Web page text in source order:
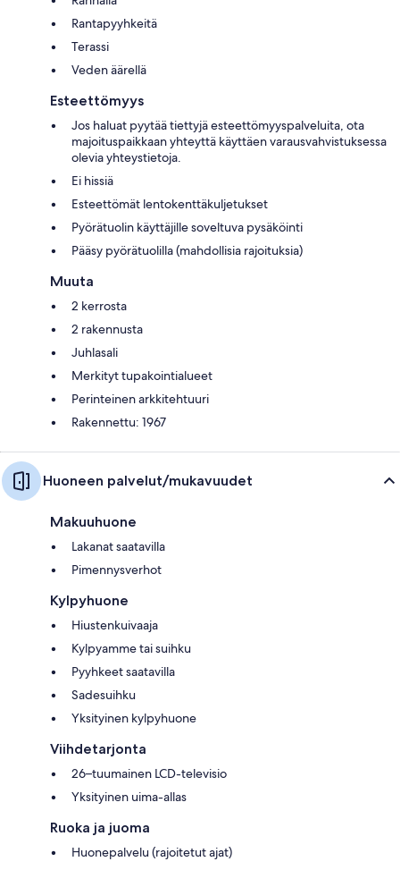
Rantapyyhkeitä
Terassi
Veden äärellä
Esteettömyys
Jos haluat pyytää tiettyjä esteettömyyspalveluita, ota
majoituspaikkaan yhteyttä käyttäen varausvahvistuksessa
olevia yhteystietoja.
Ei hissiä
Esteettömät lentokenttäkuljetukset
Pyörätuolin käyttäjille soveltuva pysäköinti
Pääsy pyörätuolilla (mahdollisia rajoituksia)
Muuta
2 kerrosta
2 rakennusta
Juhlasali
Merkityt tupakointialueet
Perinteinen arkkitehtuuri
Rakennettu: 1967
Huoneen palvelut/mukavuudet
Makuuhuone
Lakanat saatavilla
Pimennysverhot
Kylpyhuone
Hiustenkuivaaja
Kylpyamme tai suihku
Pyyhkeet saatavilla
Sadesuihku
Yksityinen kylpyhuone
Viihdetarjonta
26–tuumainen LCD-televisio
Yksityinen uima-allas
Ruoka ja juoma
Huonepalvelu (rajoitetut ajat)